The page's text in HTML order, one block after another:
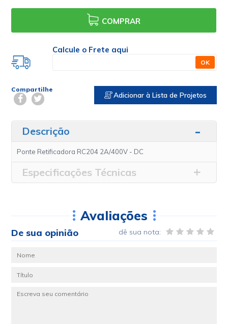
COMPRAR
Calcule o Frete aqui
OK
Compartilhe
Adicionar à Lista de Projetos
Descrição
Ponte Retificadora RC204 2A/400V - DC
Especificações Técnicas
Avaliações
De sua opinião dê sua nota: